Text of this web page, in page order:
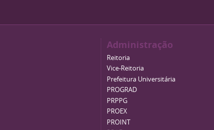
Administração
Reitoria
Vice-Reitoria
Prefeitura Universitária
PROGRAD
PRPPG
PROEX
PROINT